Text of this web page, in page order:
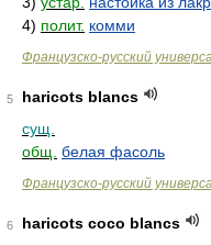
4) полит. комми
Французско-русский
5
haricots blancs
сущ.
общ. белая фасоль
Французско-русский
6
haricots coco blancs